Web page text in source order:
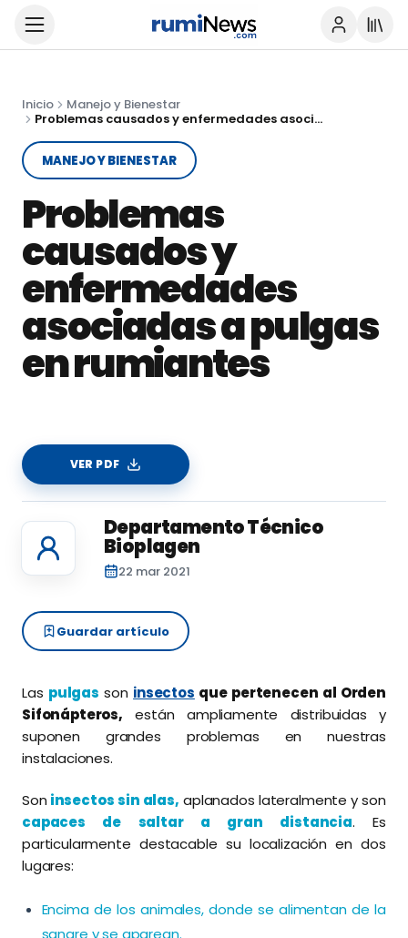
Inicio
Manejo y Bienestar
Problemas causados y enfermedades asociadas a pulgas en rumiantes
MANEJO Y BIENESTAR
Problemas
causados y
enfermedades
asociadas a pulgas
en rumiantes
VER PDF
Departamento Técnico
Bioplagen
22 mar 2021
Guardar artículo
Las pulgas son insectos que pertenecen al Orden
Sifonápteros, están ampliamente distribuidas y
suponen grandes problemas en nuestras
instalaciones.
Son insectos sin alas, aplanados lateralmente y son
capaces de saltar a gran distancia. Es
particularmente destacable su localización en dos
lugares:
Encima de los animales, donde se alimentan de la
sangre y se aparean.